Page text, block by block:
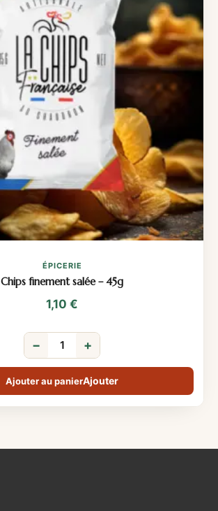
ÉPICERIE
Chips finement salée – 45g
1,10 €
− +
Ajouter au panier